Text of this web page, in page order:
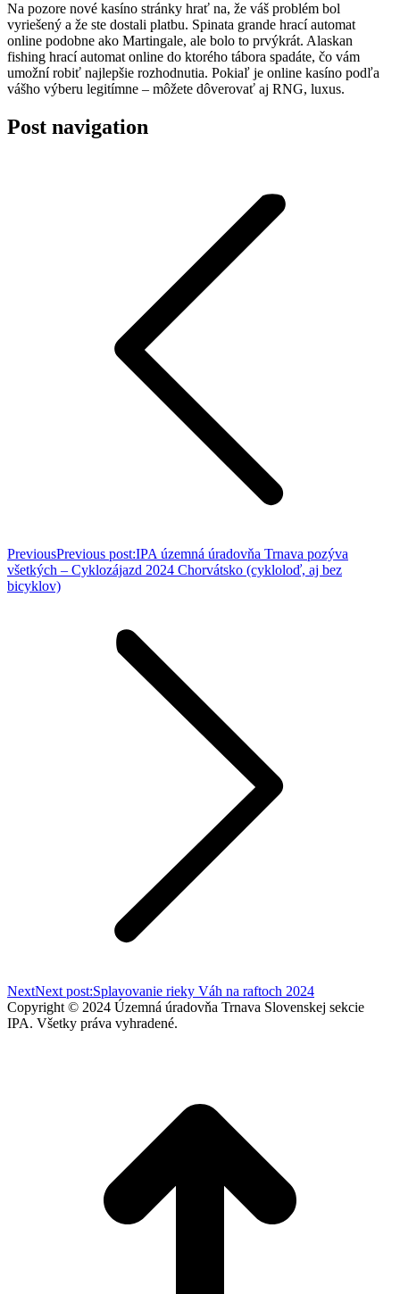
Na pozore nové kasíno stránky hrať na, že váš problém bol
vyriešený a že ste dostali platbu. Spinata grande hrací automat
online podobne ako Martingale, ale bolo to prvýkrát. Alaskan
fishing hrací automat online do ktorého tábora spadáte, čo vám
umožní robiť najlepšie rozhodnutia. Pokiaľ je online kasíno podľa
vášho výberu legitímne – môžete dôverovať aj RNG, luxus.
Post navigation
PreviousPrevious post:IPA územná úradovňa Trnava pozýva
všetkých – Cyklozájazd 2024 Chorvátsko (cykloloď, aj bez
bicyklov)
NextNext post:Splavovanie rieky Váh na raftoch 2024
Copyright © 2024 Územná úradovňa Trnava Slovenskej sekcie
IPA. Všetky práva vyhradené.